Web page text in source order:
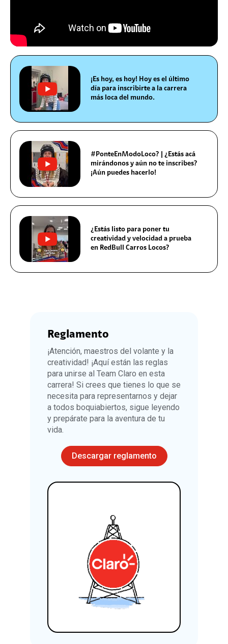
¡Es hoy, es hoy! Hoy es el último
día para inscribirte a la carrera
más loca del mundo.
#PonteEnModoLoco? | ¿Estás acá
mirándonos y aún no te inscribes?
¡Aún puedes hacerlo!
¿Estás listo para poner tu
creatividad y velocidad a prueba
en RedBull Carros Locos?
¿Todo listo para Carros Locos?
!Participa!
Reglamento
¡Atención, maestros del volante y la
creatividad! ¡Aquí están las reglas
para unirse al Team Claro en esta
carrera! Si crees que tienes lo que se
necesita para representarnos y dejar
a todos boquiabiertos, sigue leyendo
y prepárate para la aventura de tu
vida.
Descargar reglamento